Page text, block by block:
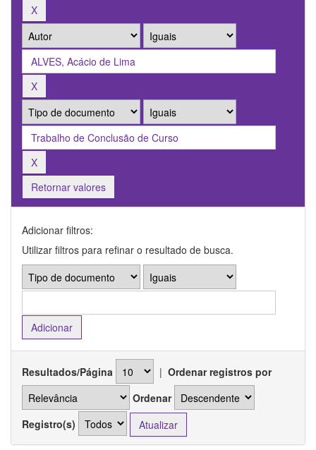
Retornar valores
Adicionar filtros:
Utilizar filtros para refinar o resultado de busca.
Resultados/Página | Ordenar registros por
Ordenar
Registro(s)